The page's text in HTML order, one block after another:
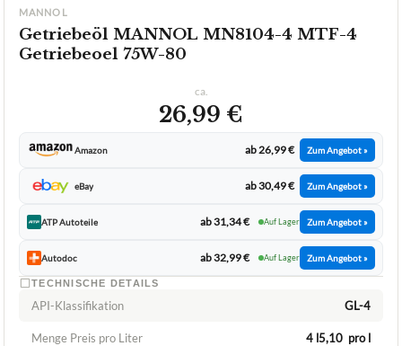
MANNOL
Getriebeöl MANNOL MN8104-4 MTF-4
Getriebeoel 75W-80
ca.
26,99 €
Amazon ab 26,99 € Zum Angebot »
eBay ab 30,49 € Zum Angebot »
ATP Autoteile ab 31,34 € Auf Lager Zum Angebot »
Autodoc ab 32,99 € Auf Lager Zum Angebot »
TECHNISCHE DETAILS
API-Klassifikation GL-4
Menge Preis pro Liter 4 l5,10  pro l